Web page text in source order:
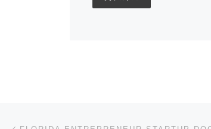
文章导航